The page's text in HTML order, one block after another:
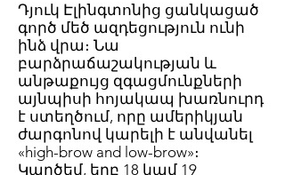
Դյուկ Էլինգտոնից ցանկացած
գործ մեծ ազդեցություն ունի
ինձ վրա։ Նա
բարձրաճաշակության և
անթաքույց զգացմունքների
այնպիսի հոյակապ խառնուրդ
է ստեղծում, որը ամերիկյան
ժարգոնով կարելի է անվանել
«high-brow and low-brow»։
Կարծեմ, երբ 18 կամ 19